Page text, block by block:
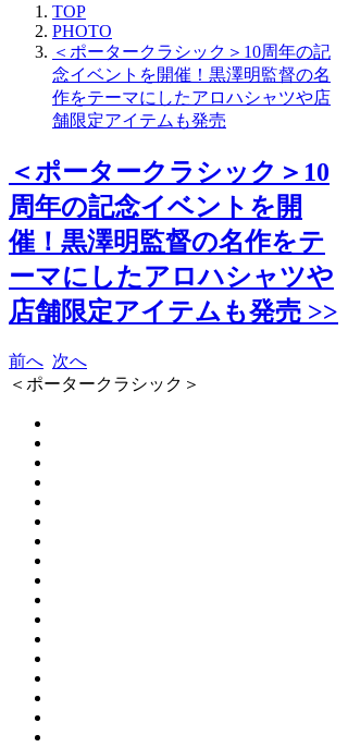
TOP
PHOTO
＜ポータークラシック＞10周年の記
念イベントを開催！黒澤明監督の名
作をテーマにしたアロハシャツや店
舗限定アイテムも発売
＜ポータークラシック＞10
周年の記念イベントを開
催！黒澤明監督の名作をテ
ーマにしたアロハシャツや
店舗限定アイテムも発売 >>
前へ 次へ
＜ポータークラシック＞